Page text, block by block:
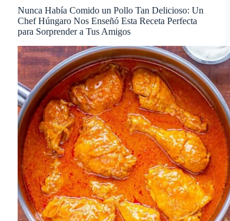
Nunca Había Comido un Pollo Tan Delicioso: Un
Chef Húngaro Nos Enseñó Esta Receta Perfecta
para Sorprender a Tus Amigos